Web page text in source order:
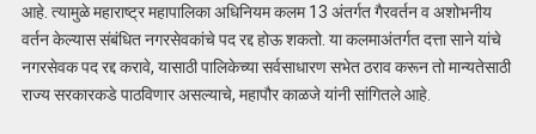
आहे. त्यामुळे महाराष्ट्र महापालिका अधिनियम कलम 13 अंतर्गत गैरवर्तन व अशोभनीय
वर्तन केल्यास संबंधित नगरसेवकांचे पद रद्द होऊ शकतो. या कलमाअंतर्गत दत्ता साने यांचे
नगरसेवक पद रद्द करावे, यासाठी पालिकेच्या सर्वसाधारण सभेत ठराव करून तो मान्यतेसाठी
राज्य सरकारकडे पाठविणार असल्याचे, महापौर काळजे यांनी सांगितले आहे.